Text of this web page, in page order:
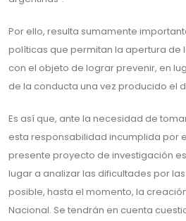
Por ello, resulta sumamente
políticas que permitan la apertura de
con el objeto de lograr prevenir, en
de la conducta una vez producido el
Es así que, ante la necesidad de
esta responsabilidad incumplida por
presente proyecto de investigación
lugar a analizar las dificultades por
posible, hasta el momento, la
Nacional. Se tendrán en cuenta